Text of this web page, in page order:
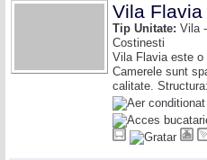
Vila
Tip Unitate: Vila -
Costinesti
Vila Flavia este o
Camerele sunt
calitate.